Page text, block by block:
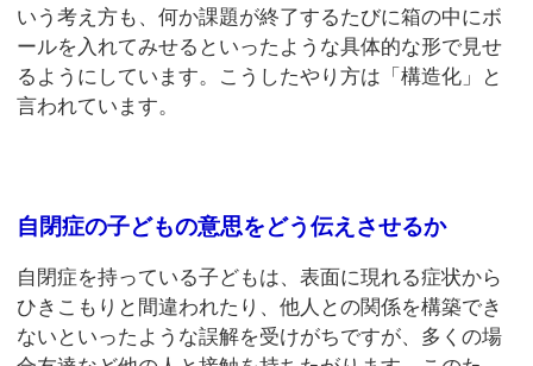
いう考え方も、何か課題が終了するたびに箱の中にボ
ールを入れてみせるといったような具体的な形で見せ
るようにしています。こうしたやり方は「構造化」と
言われています。
自閉症の子どもの意思をどう伝えさせるか
自閉症を持っている子どもは、表面に現れる症状から
ひきこもりと間違われたり、他人との関係を構築でき
ないといったような誤解を受けがちですが、多くの場